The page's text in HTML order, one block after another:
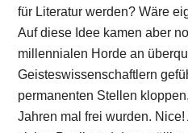
für Literatur werden? Wäre
Auf diese Idee kamen aber
millennialen Horde an
Geisteswissenschaftlern
permanenten Stellen
Jahren mal frei wurden.